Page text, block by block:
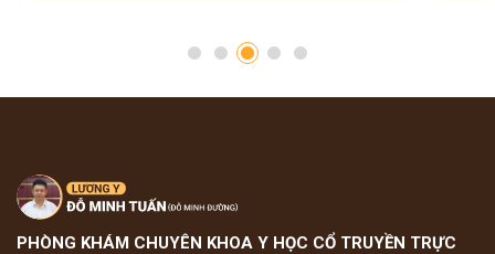
PHÒNG KHÁM CHUYÊN KHOA Y HỌC CỔ TRUYỀN TRỰC